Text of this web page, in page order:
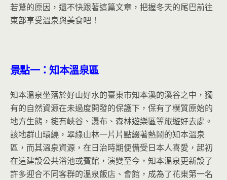
若鶩的原因，還不快跟著這篇文章，把握冬天的尾巴前往
東部享受溫泉與美食吧！
景點一：知本溫泉區
知本溫泉坐落於好山好水的臺東市知本溪的溪谷之中，獨
有的自然資源在未過度開發的保護下，保有了樸質原始的
地方生態，擁有峽谷、瀑布、森林遊樂區等旅遊好去處。
該地群山環繞，翠綠山林一片片點綴著熱鬧的知本溫泉
區，而其溫泉資源，在日治時期便備受日本人喜愛，起初
在這建設公共浴池或賓館，演變至今，知本溫泉更新設了
許多迎合不同客群的溫泉飯店、會館，成為了花東第一名